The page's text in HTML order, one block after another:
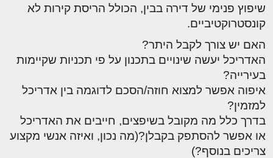
שיפוץ פנימי של דירה בבין, הכולל הריסת קירות לא
קונסטרוקטיביים.
האם יש צורך לקבל היתר?
האדריכל יעשה שינויים בתכנון על פי תכניות שקיימות
בעירייה?
איפוה אפשר למצוא חוזה/הסכם לדוגמה בין אדריכל
למזמין?
בדרך כלל מה מקובל בשיפצים, חייבים את האדריכל
או אפשר להסתפק בקבלן?(מה נכון, ואיזה אנשי מקצוע
צריכים בנוסף?)